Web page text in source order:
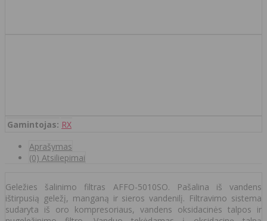
Gamintojas: RX
Aprašymas
(0) Atsiliepimai
Geležies šalinimo filtras AFFO-5010SO. Pašalina iš vandens
ištirpusią geležį, manganą ir sieros vandenilį. Filtravimo sistema
sudaryta iš oro kompresoriaus, vandens oksidacinės talpos ir